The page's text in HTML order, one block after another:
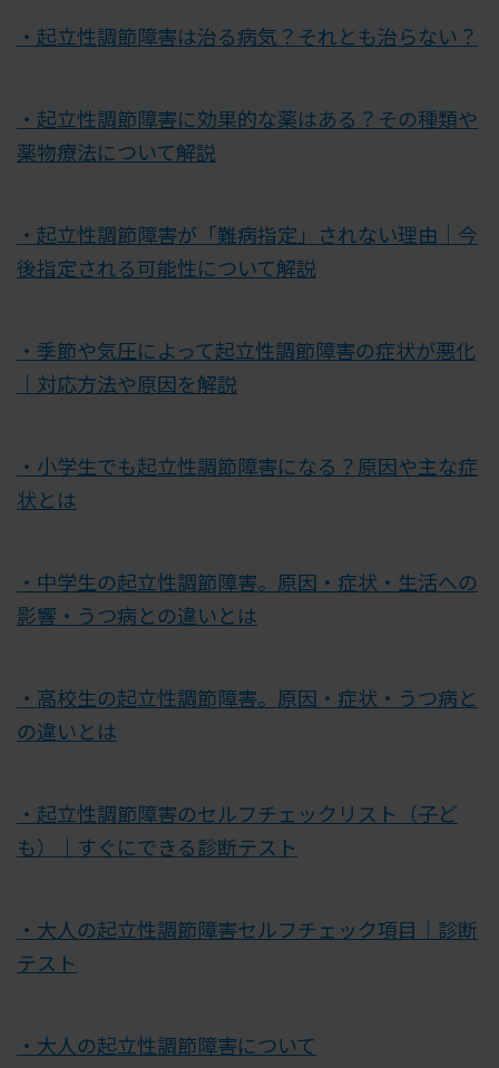
・起立性調節障害は治る病気？それとも治らない？
・起立性調節障害に効果的な薬はある？その種類や
薬物療法について解説
・起立性調節障害が「難病指定」されない理由｜今
後指定される可能性について解説
・季節や気圧によって起立性調節障害の症状が悪化
｜対応方法や原因を解説
・小学生でも起立性調節障害になる？原因や主な症
状とは
・中学生の起立性調節障害。原因・症状・生活への
影響・うつ病との違いとは
・高校生の起立性調節障害。原因・症状・うつ病と
の違いとは
・起立性調節障害のセルフチェックリスト（子ど
も）｜すぐにできる診断テスト
・大人の起立性調節障害セルフチェック項目｜診断
テスト
・大人の起立性調節障害について